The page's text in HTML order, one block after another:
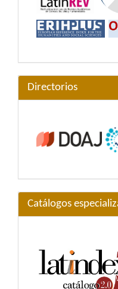
Directorios
Catálogos